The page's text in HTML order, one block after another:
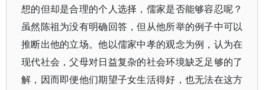
想的但却是合理的个人选择，儒家是否能够容忍呢？
虽然陈祖为没有明确回答，但从他所举的例子中可以
推断出他的立场。他以儒家中孝的观念为例，认为在
现代社会，父母对日益复杂的社会环境缺乏足够的了
解，因而即便他们期望子女生活得好，也无法在这方